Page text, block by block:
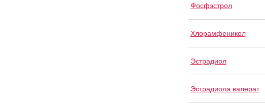
Фосфэстрол
Хлорамфеникол
Эстрадиол
Эстрадиола валерат